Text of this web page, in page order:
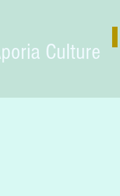
Culture